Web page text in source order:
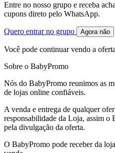
Entre no nosso grupo e receba
cupons direto pelo WhatsApp.
Quero entrar no grupo Agora não
Você pode continuar vendo a
Sobre o BabyPromo
Nós do BabyPromo reunimos as
de lojas online confiáveis.
A venda e entrega de qualquer
responsabilidade da Loja, assim o
pela divulgação da oferta.
O BabyPromo pode receber da